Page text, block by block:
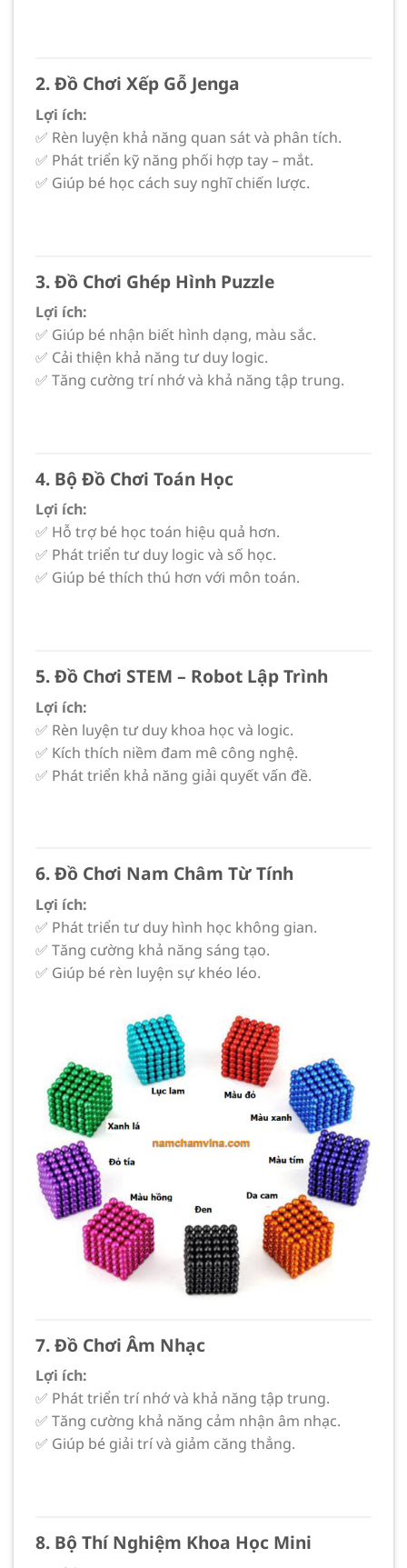
2. Đồ Chơi Xếp Gỗ Jenga
Lợi ích:
✅ Rèn luyện khả năng quan sát và phân tích.
✅ Phát triển kỹ năng phối hợp tay – mắt.
✅ Giúp bé học cách suy nghĩ chiến lược.
3. Đồ Chơi Ghép Hình Puzzle
Lợi ích:
✅ Giúp bé nhận biết hình dạng, màu sắc.
✅ Cải thiện khả năng tư duy logic.
✅ Tăng cường trí nhớ và khả năng tập trung.
4. Bộ Đồ Chơi Toán Học
Lợi ích:
✅ Hỗ trợ bé học toán hiệu quả hơn.
✅ Phát triển tư duy logic và số học.
✅ Giúp bé thích thú hơn với môn toán.
5. Đồ Chơi STEM – Robot Lập Trình
Lợi ích:
✅ Rèn luyện tư duy khoa học và logic.
✅ Kích thích niềm đam mê công nghệ.
✅ Phát triển khả năng giải quyết vấn đề.
6. Đồ Chơi Nam Châm Từ Tính
Lợi ích:
✅ Phát triển tư duy hình học không gian.
✅ Tăng cường khả năng sáng tạo.
✅ Giúp bé rèn luyện sự khéo léo.
7. Đồ Chơi Âm Nhạc
Lợi ích:
✅ Phát triển trí nhớ và khả năng tập trung.
✅ Tăng cường khả năng cảm nhận âm nhạc.
✅ Giúp bé giải trí và giảm căng thẳng.
8. Bộ Thí Nghiệm Khoa Học Mini